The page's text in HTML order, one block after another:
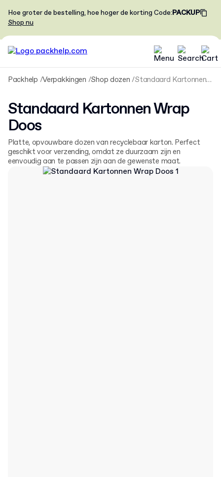
Hoe groter de bestelling, hoe hoger de korting Code:PACKUP
Shop nu
Packhelp Verpakkingen Shop dozen Standaard Kartonnen Wrap Doos
Standaard Kartonnen Wrap
Doos
Platte, opvouwbare dozen van recyclebaar karton. Perfect
geschikt voor verzending, omdat ze duurzaam zijn en
eenvoudig aan te passen zijn aan de gewenste maat.